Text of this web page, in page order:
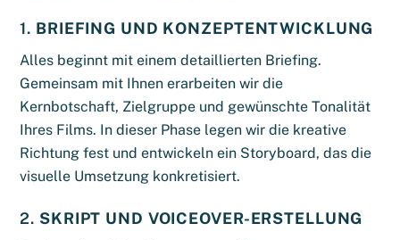
1. BRIEFING UND KONZEPTENTWICKLUNG
Alles beginnt mit einem detaillierten Briefing.
Gemeinsam mit Ihnen erarbeiten wir die
Kernbotschaft, Zielgruppe und gewünschte Tonalität
Ihres Films. In dieser Phase legen wir die kreative
Richtung fest und entwickeln ein Storyboard, das die
visuelle Umsetzung konkretisiert.
2. SKRIPT UND VOICEOVER-ERSTELLUNG